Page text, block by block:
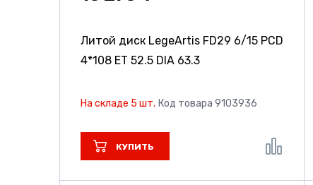
Литой диск LegeArtis FD29 6/15 PCD
4*108 ET 52.5 DIA 63.3
На складе 5 шт. Код товара 9103936
КУПИТЬ